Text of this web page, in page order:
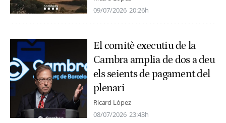
09/07/2026 20:26h
El comitè executiu de la
Cambra amplia de dos a deu
els seients de pagament del
plenari
Ricard López
08/07/2026 23:43h